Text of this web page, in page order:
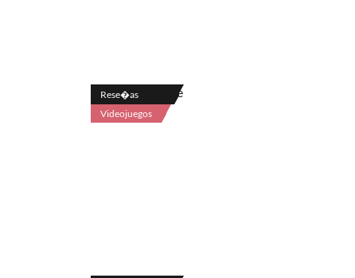
Rese�as
Videojuegos